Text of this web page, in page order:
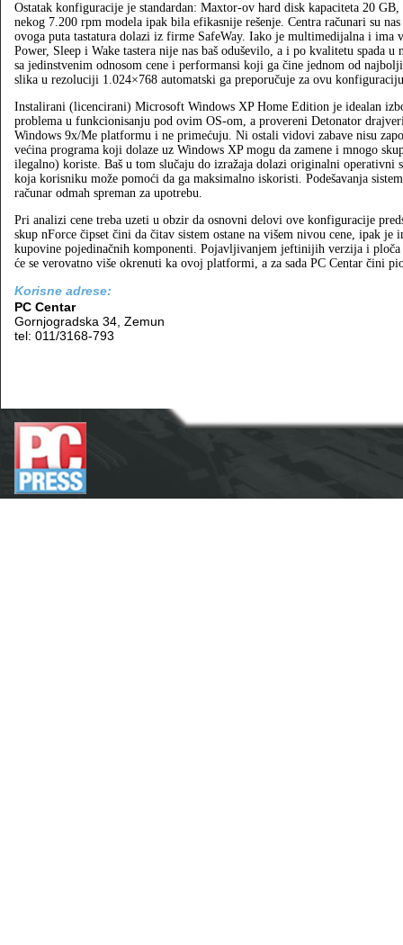
Ostatak konfiguracije je standardan: Maxtor-ov hard disk kapaciteta 20
nekog 7.200 rpm modela ipak bila efikasnije rešenje. Centra računari su
ovoga puta tastatura dolazi iz firme SafeWay. Iako je multimedijalna i ima
Power, Sleep i Wake tastera nije nas baš oduševilo, a i po kvalitetu spada
sa jedinstvenim odnosom cene i performansi koji ga čine jednom od
slika u rezoluciji 1.024×768 automatski ga preporučuje za ovu
Instalirani (licencirani) Microsoft Windows XP Home Edition je idealan
problema u funkcionisanju pod ovim OS-om, a provereni Detonator
Windows 9x/Me platformu i ne primećuju. Ni ostali vidovi zabave nisu
većina programa koji dolaze uz Windows XP mogu da zamene i mnogo
ilegalno) koriste. Baš u tom slučaju do izražaja dolazi originalni operativni
koja korisniku može pomoći da ga maksimalno iskoristi. Podešavanja
računar odmah spreman za upotrebu.
Pri analizi cene treba uzeti u obzir da osnovni delovi ove konfiguracije
skup nForce čipset čini da čitav sistem ostane na višem nivou cene, ipak
kupovine pojedinačnih komponenti. Pojavljivanjem jeftinijih verzija i ploča
će se verovatno više okrenuti ka ovoj platformi, a za sada PC Centar čini
Korisne adrese:
PC Centar
Gornjogradska 34, Zemun
tel: 011/3168-793